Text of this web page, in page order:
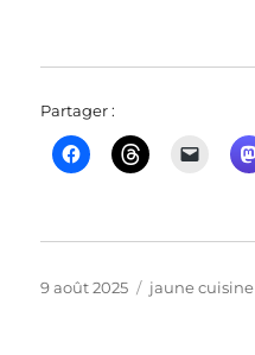
Partager :
Publié
9 août 2025 Catégories
jaune cuisine